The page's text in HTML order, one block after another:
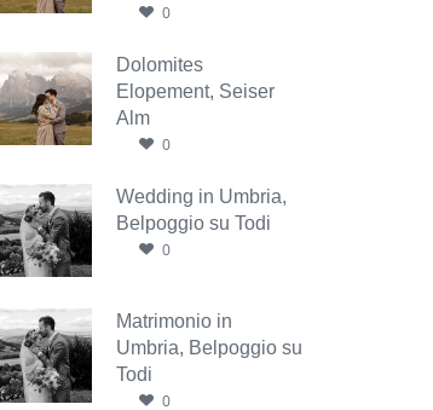
0
Dolomites
Elopement, Seiser
Alm
0
Wedding in Umbria,
Belpoggio su Todi
0
Matrimonio in
Umbria, Belpoggio su
Todi
0